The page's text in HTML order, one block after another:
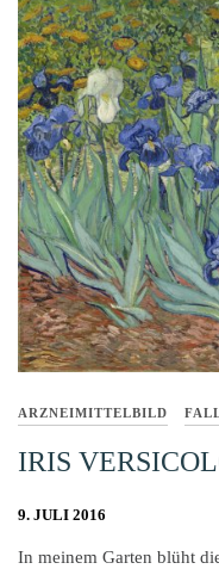
ARZNEIMITTELBILD
IRIS
9. JULI 2016
In meinem Garten blüht